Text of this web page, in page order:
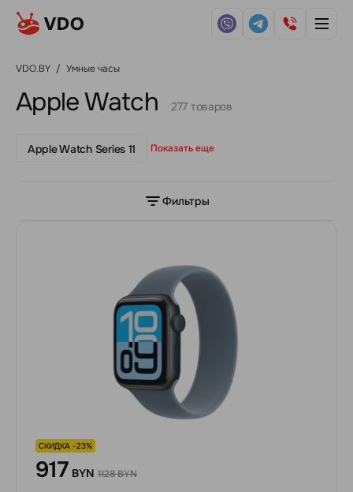
VDO.BY / Умные часы
Apple Watch 277 товаров
Apple Watch Series 11 Показать еще
Фильтры
СКИДКА -23%
917 BYN 1128 BYN